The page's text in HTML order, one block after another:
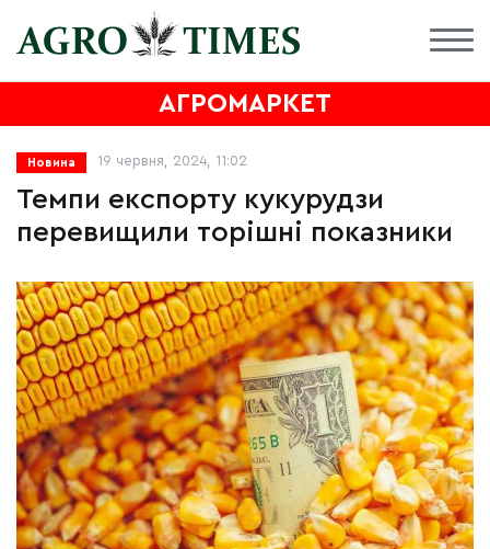
АГРОМАРКЕТ
Новина 19 червня, 2024, 11:02
Темпи експорту кукурудзи
перевищили торішні показники